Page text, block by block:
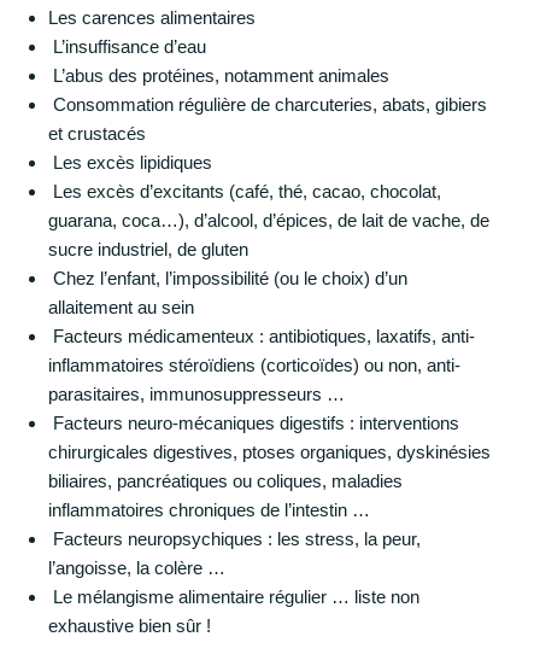
Les carences alimentaires
L’insuffisance d’eau
L’abus des protéines, notamment animales
Consommation régulière de charcuteries, abats, gibiers
et crustacés
Les excès lipidiques
Les excès d’excitants (café, thé, cacao, chocolat,
guarana, coca…), d’alcool, d’épices, de lait de vache, de
sucre industriel, de gluten
Chez l’enfant, l’impossibilité (ou le choix) d’un
allaitement au sein
Facteurs médicamenteux : antibiotiques, laxatifs, anti-
inflammatoires stéroïdiens (corticoïdes) ou non, anti-
parasitaires, immunosuppresseurs …
Facteurs neuro-mécaniques digestifs : interventions
chirurgicales digestives, ptoses organiques, dyskinésies
biliaires, pancréatiques ou coliques, maladies
inflammatoires chroniques de l’intestin …
Facteurs neuropsychiques : les stress, la peur,
l’angoisse, la colère …
Le mélangisme alimentaire régulier … liste non
exhaustive bien sûr !